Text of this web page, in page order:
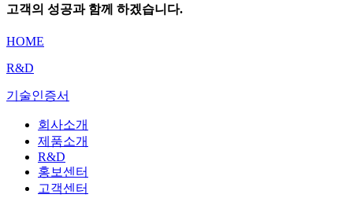
고객의 성공과 함께 하겠습니다.
HOME
R&D
기술인증서
회사소개
제품소개
R&D
홍보센터
고객센터